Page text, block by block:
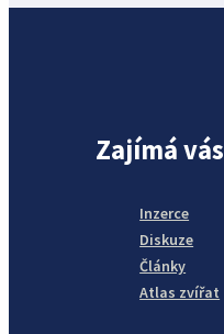
Zajímá vás
Inzerce
Diskuze
Články
Atlas zvířat